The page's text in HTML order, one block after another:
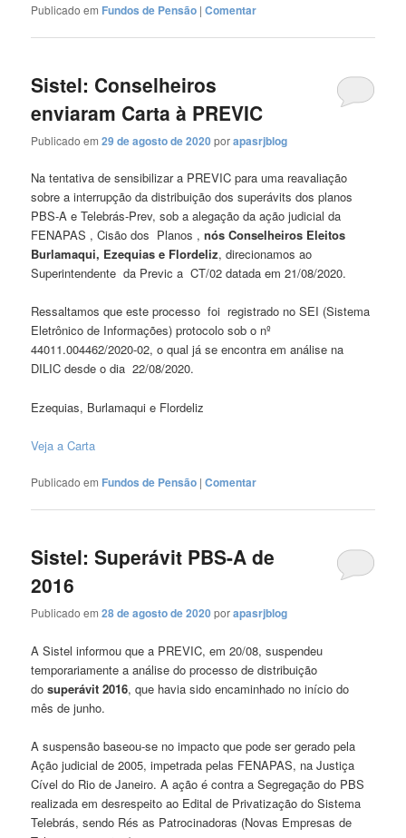
Publicado em Fundos de Pensão |Comentar
Sistel: Conselheiros
enviaram Carta à PREVIC
Publicado em29 de agosto de 2020porapasrjblog
Na tentativa de sensibilizar a PREVIC para uma reavaliação
sobre a interrupção da distribuição dos superávits dos planos
PBS-A e Telebrás-Prev, sob a alegação da ação judicial da
FENAPAS , Cisão dos Planos ,nós Conselheiros Eleitos
Burlamaqui, Ezequias e Flordeliz, direcionamos ao
Superintendente da Previc a CT/02 datada em 21/08/2020.
Ressaltamos que este processo foi registrado no SEI (Sistema
Eletrônico de Informações) protocolo sob o nº
44011.004462/2020-02, o qual já se encontra em análise na
DILIC desde o dia 22/08/2020.
Ezequias, Burlamaqui e Flordeliz
Veja a Carta
Publicado em Fundos de Pensão |Comentar
Sistel: Superávit PBS-A de
2016
Publicado em28 de agosto de 2020porapasrjblog
A Sistel informou que a PREVIC, em 20/08, suspendeu
temporariamente a análise do processo de distribuição
dosuperávit 2016, que havia sido encaminhado no início do
mês de junho.
A suspensão baseou-se no impacto que pode ser gerado pela
Ação judicial de 2005, impetrada pelas FENAPAS, na Justiça
Cível do Rio de Janeiro. A ação é contra a Segregação do PBS
realizada em desrespeito ao Edital de Privatização do Sistema
Telebrás, sendo Rés as Patrocinadoras (Novas Empresas de